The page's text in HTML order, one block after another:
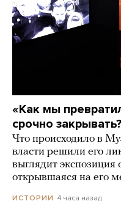
«Как мы
срочно
Что происходило в
власти решили его
выглядит экспозиция
открывшаяся на его
ИСТОРИИ 4 часа назад